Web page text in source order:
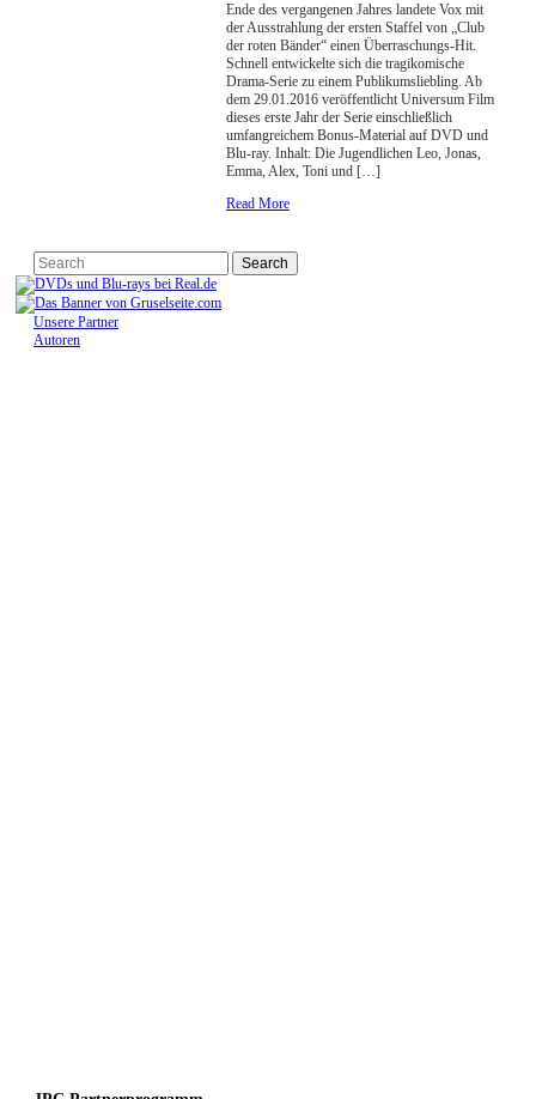
Ende des vergangenen Jahres landete Vox mit
der Ausstrahlung der ersten Staffel von „Club
der roten Bänder“ einen Überraschungs-Hit.
Schnell entwickelte sich die tragikomische
Drama-Serie zu einem Publikumsliebling. Ab
dem 29.01.2016 veröffentlicht Universum Film
dieses erste Jahr der Serie einschließlich
umfangreichem Bonus-Material auf DVD und
Blu-ray. Inhalt: Die Jugendlichen Leo, Jonas,
Emma, Alex, Toni und […]
Read More
Unsere Partner
Autoren